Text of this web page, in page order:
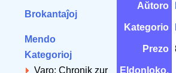
Brokantaĵoj
Mendo
Kategorioj
Varo: Chronik zur
Aŭtoro
Kategorio
Prezo
Eldonloko,